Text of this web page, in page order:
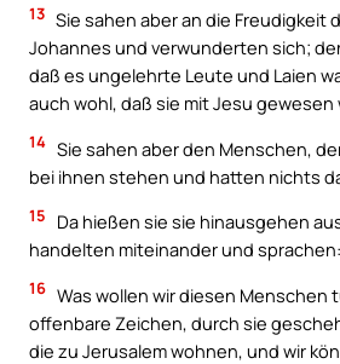
13 Sie sahen aber an die Freudigkeit
Johannes und verwunderten sich;
daß es ungelehrte Leute und Laien
auch wohl, daß sie mit Jesu gewesen
14 Sie sahen aber den Menschen,
bei ihnen stehen und hatten nichts
15
Da hießen sie sie hinausgehen
handelten miteinander und sprachen:
16 Was wollen wir diesen Menschen
offenbare Zeichen, durch sie
die zu Jerusalem wohnen, und wir